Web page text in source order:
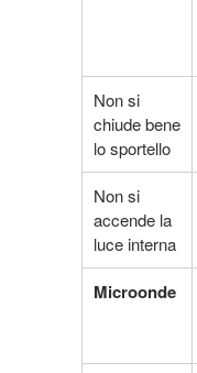
Non si
chiude bene
lo sportello
Non si
accende la
luce interna
Microonde